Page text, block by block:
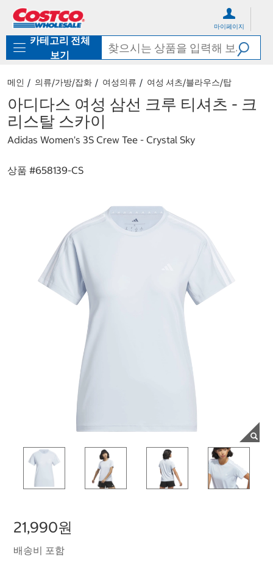
로
기
가
마이페이지
카테고리 전체
보기
메인 의류/가방/잡화 여성의류 여성 셔츠/블라우스/탑
아디다스 여성 삼선 크루 티셔츠 - 크
리스탈 스카이
Adidas Women's 3S Crew Tee - Crystal Sky
상품 #658139-CS
21,990원
배송비 포함